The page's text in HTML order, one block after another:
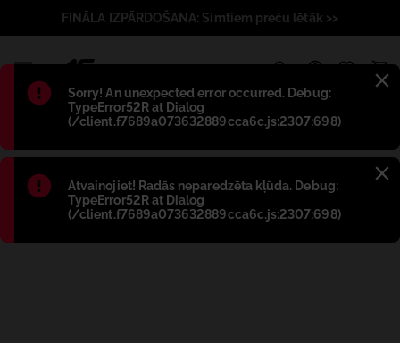
Błąd:
Sorry! An unexpected error occurred. Debug:
TypeError52R at Dialog
(/client.f7689a073632889cca6c.js:2307:698)
Błąd:
Atvainojiet! Radās neparedzēta kļūda. Debug:
TypeError52R at Dialog
(/client.f7689a073632889cca6c.js:2307:698)
FINĀLA IZPĀRDOŠANA: Simtiem preču lētāk >>